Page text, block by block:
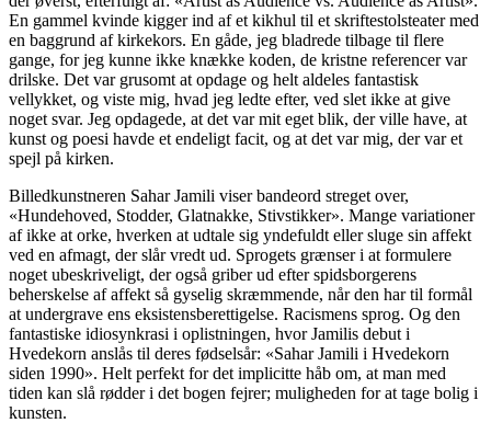
En gammel kvinde kigger ind af et kikhul til et skriftestolsteater med
en baggrund af kirkekors. En gåde, jeg bladrede tilbage til flere
gange, for jeg kunne ikke knække koden, de kristne referencer var
drilske. Det var grusomt at opdage og helt aldeles fantastisk
vellykket, og viste mig, hvad jeg ledte efter, ved slet ikke at give
noget svar. Jeg opdagede, at det var mit eget blik, der ville have, at
kunst og poesi havde et endeligt facit, og at det var mig, der var et
spejl på kirken.
Billedkunstneren Sahar Jamili viser bandeord streget over,
«Hundehoved, Stodder, Glatnakke, Stivstikker». Mange variationer
af ikke at orke, hverken at udtale sig yndefuldt eller sluge sin affekt
ved en afmagt, der slår vredt ud. Sprogets grænser i at formulere
noget ubeskriveligt, der også griber ud efter spidsborgerens
beherskelse af affekt så gyselig skræmmende, når den har til formål
at undergrave ens eksistensberettigelse. Racismens sprog. Og den
fantastiske idiosynkrasi i oplistningen, hvor Jamilis debut i
Hvedekorn anslås til deres fødselsår: «Sahar Jamili i Hvedekorn
siden 1990». Helt perfekt for det implicitte håb om, at man med
tiden kan slå rødder i det bogen fejrer; muligheden for at tage bolig i
kunsten.